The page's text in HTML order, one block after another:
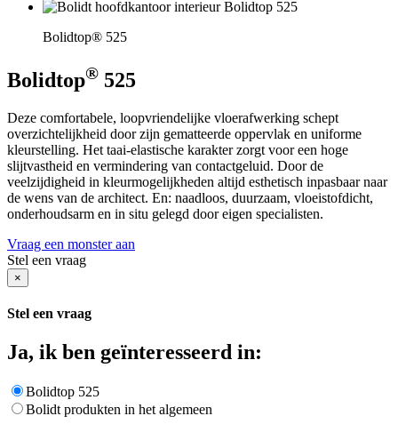
Bolidtop® 525
Bolidtop® 525
Deze comfortabele, loopvriendelijke vloerafwerking schept
overzichtelijkheid door zijn gematteerde oppervlak en uniforme
kleurstelling. Het taai-elastische karakter zorgt voor een hoge
slijtvastheid en vermindering van contactgeluid. Door de
veelzijdigheid in kleurmogelijkheden altijd esthetisch inpasbaar naar
de wens van de architect. En: naadloos, duurzaam, vloeistofdicht,
onderhoudsarm en in situ gelegd door eigen specialisten.
Vraag een monster aan
Stel een vraag
×
Stel een vraag
Ja, ik ben geïnteresseerd in:
Bolidtop 525
Bolidt produkten in het algemeen